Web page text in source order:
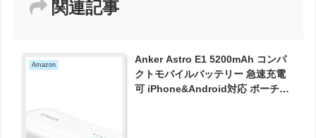
関連記事
Amazon
Anker Astro E1 5200mAh コンパ
クトモバイルバッテリー 急速充電
可 iPhone&Android対応 ポーチ付